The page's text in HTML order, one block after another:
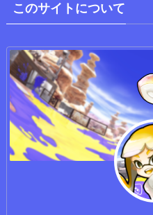
このサイトについて